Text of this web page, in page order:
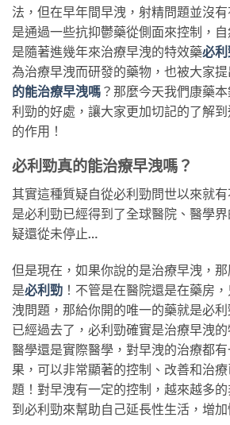
法，但在早年間早洩，射精問題並沒
是通過一些抗抑鬱藥從側面來控制，
是隨著進幾年來治療早洩的特效藥必
為治療早洩而研發的藥物，也被大家提
的能治療早洩嗎 ？那麼今天我們康藥
利勁的好處，讓大家更加切記的了解
的作用！
必利勁真的能治療早洩嗎？
其實這種質疑自從必利勁問世以來就
是必利勁已經得到了全球醫院、醫學
疑還從未停止…
但是現在，如果你說的是治療早洩，
是必利勁 ！不管是在醫院還是在藥房
洩問題，那給你開的唯一的藥就是必
已經過去了，必利勁確實是治療早洩
醫學還是實際醫學，對早洩的治療都
果，可以非常顯著的控制、改善和治
題！對早洩有一定的控制，越來越多
到必利勁來幫助自己延長性生活，增加